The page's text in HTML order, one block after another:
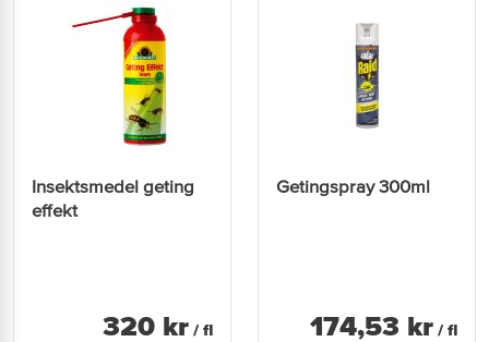
Insektsmedel geting
effekt
320 kr / fl
Getingspray 300ml
174,53 kr / fl